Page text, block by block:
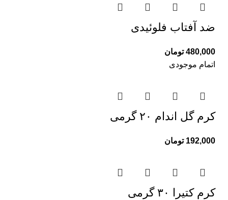
ضد آفتاب فلوئیدی
480,000 تومان
اتمام موجودی
کرم گل اندام ۲۰ گرمی
192,000 تومان
کرم کتیرا ۳۰ گرمی